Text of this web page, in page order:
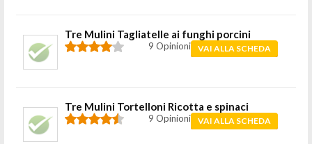
Tre Mulini Tagliatelle ai funghi porcini
9 Opinioni VAI ALLA SCHEDA
Tre Mulini Tortelloni Ricotta e spinaci
9 Opinioni VAI ALLA SCHEDA